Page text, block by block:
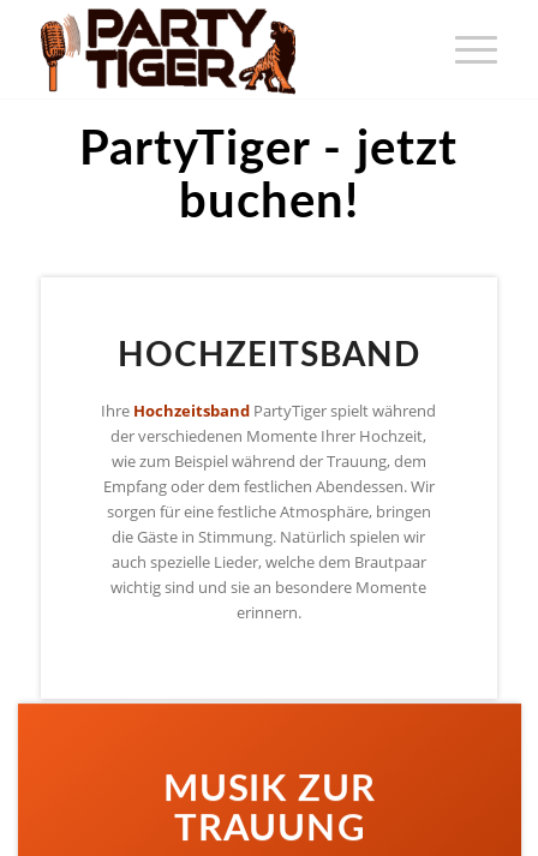
PartyTiger -Hoc
jetzt buchen!
HOCHZEITSBAND
Ihre Hochzeitsband PartyTiger spielt während
der verschiedenen Momente Ihrer Hochzeit,
wie zum Beispiel während der Trauung, dem
Empfang oder dem festlichen Abendessen. Wir
sorgen für eine festliche Atmosphäre, bringen
die Gäste in Stimmung. Natürlich spielen wir
auch spezielle Lieder, welche dem Brautpaar
wichtig sind und sie an besondere Momente
erinnern.
MUSIK ZUR
TRAUUNG